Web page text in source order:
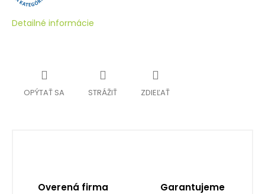
Detailné informácie
OPÝTAŤ SA STRÁŽIŤ ZDIEĽAŤ
Overená firma Garantujeme